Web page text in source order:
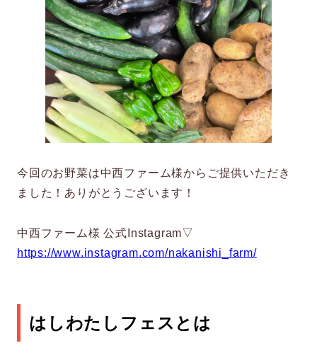
今回のお野菜は中西ファーム様からご提供いただき
ました！ありがとうございます！
中西ファーム様 公式Instagram▽
https://www.instagram.com/nakanishi_farm/
はしわたしフェスとは